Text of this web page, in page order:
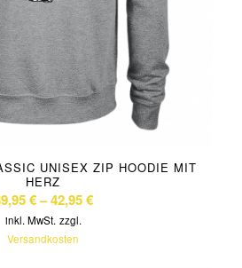
UNISEX ZIP HOODIE MIT
HERZ
€–42,95€
inkl. MwSt. zzgl.
Versandkosten